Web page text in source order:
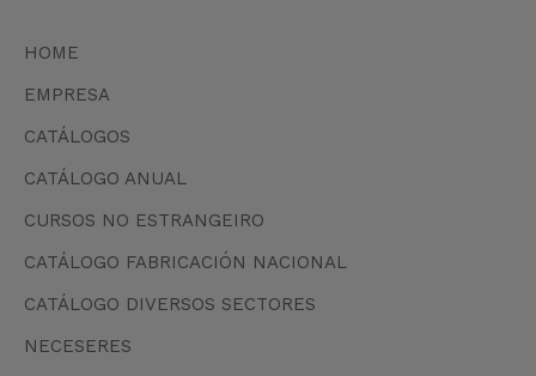
HOME
EMPRESA
CATÁLOGOS
CATÁLOGO ANUAL
CURSOS NO ESTRANGEIRO
CATÁLOGO FABRICACIÓN NACIONAL
CATÁLOGO DIVERSOS SECTORES
NECESERES